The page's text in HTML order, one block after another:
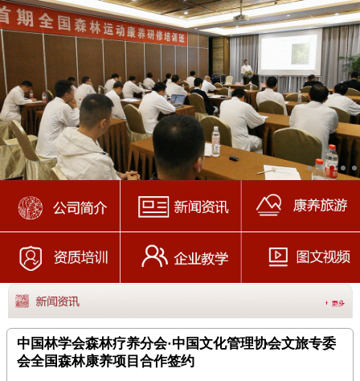
中国林学会森林疗养分会·中国文化管理协会文旅专委
会全国森林康养项目合作签约